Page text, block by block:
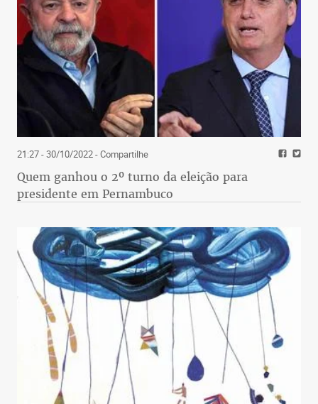
21:27 - 30/10/2022- Compartilhe
Quem ganhou o 2º turno da eleição para
presidente em Pernambuco